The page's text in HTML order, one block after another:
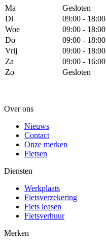
Ma
Gesloten
Di
09:00 - 18:00
Woe
09:00 - 18:00
Do
09:00 - 18:00
Vrij
09:00 - 18:00
Za
09:00 - 16:00
Zo
Gesloten
Over ons
Nieuws
Contact
Onze merken
Fietsen
Diensten
Werkplaats
Fietsverzekering
Fiets leasen
Fietsverhuur
Merken